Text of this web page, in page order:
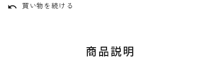
undo 買い物を続ける
商品説明